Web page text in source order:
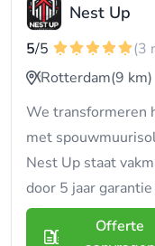
Nest Up
5/5
(3
Rotterdam(9 km)
We transformeren
met
Nest Up staat
door 5 jaar
Offerte